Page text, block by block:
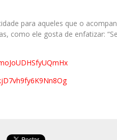
para aqueles que o
como ele gosta de enfatizar: